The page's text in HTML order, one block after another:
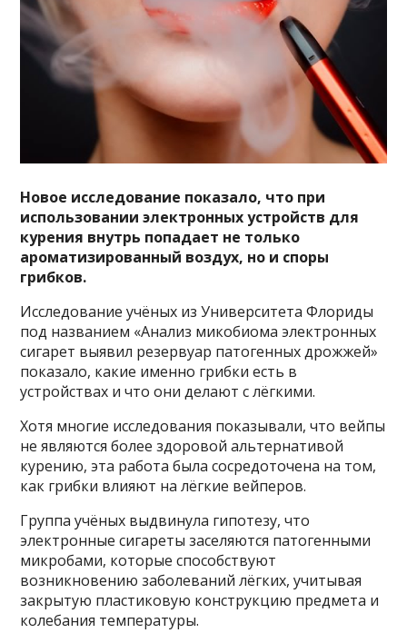
Новое исследование показало, что при
использованииэлектронных устройств для
курения внутрь попадает не только
ароматизированный воздух, но и споры
грибков.
Исследование учёных из Университета Флориды
под названием «Анализ микобиома электронных
сигарет выявил резервуар патогенных дрожжей»
показало, какие именно грибки есть в
устройствах и что они делают с лёгкими.
Хотя многие исследования показывали, что вейпы
не являются более здоровой альтернативой
курению, эта работа была сосредоточена на том,
как грибки влияют на лёгкие вейперов.
Группа учёных выдвинула гипотезу, что
электронные сигареты заселяются патогенными
микробами, которые способствуют
возникновению заболеваний лёгких, учитывая
закрытую пластиковую конструкцию предмета и
колебания температуры.